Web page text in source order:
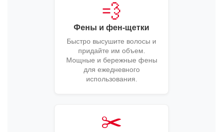
💨
Фены и фен-щетки
Быстро высушите волосы и
придайте им объем.
Мощные и бережные фены
для ежедневного
использования.
✂️